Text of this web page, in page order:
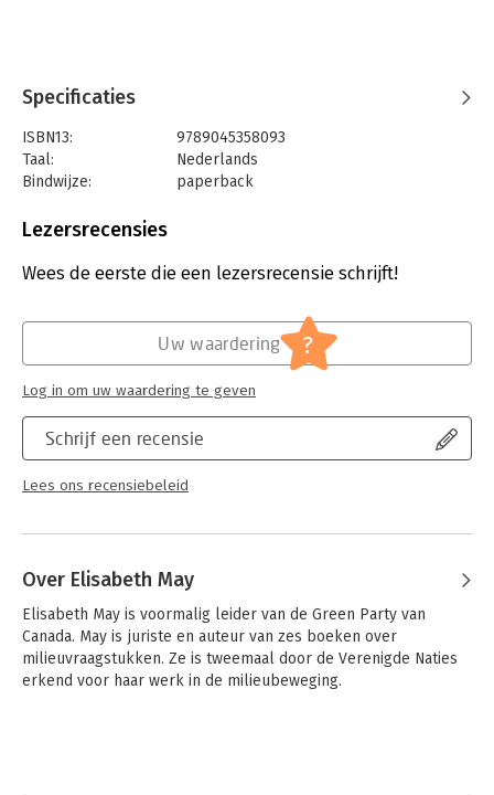
Specificaties
ISBN13:
9789045358093
Taal:
Nederlands
Bindwijze:
paperback
Uitgever:
Verschijningsdatum:
10-11-2022
Mens en maatschappij
Dummies (Nederlandstalig)
Lezersrecensies
Wees de eerste die een lezersrecensie schrijft!
Schrijf een recensie
Lees ons recensiebeleid
Uw waardering ?
Log in om uw waardering te geven
Over Elisabeth May
Elisabeth May is voormalig leider van de Green Party van
Canada. May is juriste en auteur van zes boeken over
milieuvraagstukken. Ze is tweemaal door de Verenigde Naties
erkend voor haar werk in de milieubeweging.